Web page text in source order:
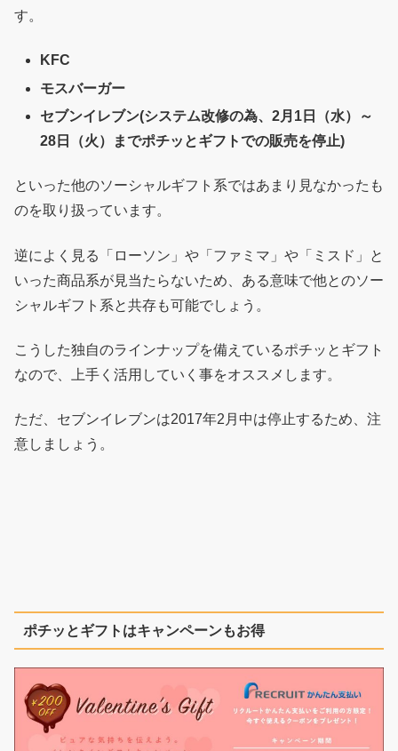
す。
KFC
モスバーガー
セブンイレブン(システム改修の為、2月1日（水）～
28日（火）までポチッとギフトでの販売を停止)
といった他のソーシャルギフト系ではあまり見なかったも
のを取り扱っています。
逆によく見る「ローソン」や「ファミマ」や「ミスド」と
いった商品系が見当たらないため、ある意味で他とのソー
シャルギフト系と共存も可能でしょう。
こうした独自のラインナップを備えているポチッとギフト
なので、上手く活用していく事をオススメします。
ただ、セブンイレブンは2017年2月中は停止するため、注
意しましょう。
ポチッとギフトはキャンペーンもお得